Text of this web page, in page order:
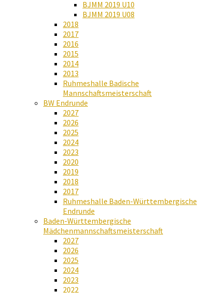
BJMM 2019 U10
BJMM 2019 U08
2018
2017
2016
2015
2014
2013
Ruhmeshalle Badische
Mannschaftsmeisterschaft
BW Endrunde
2027
2026
2025
2024
2023
2020
2019
2018
2017
Ruhmeshalle Baden-Württembergische
Endrunde
Baden-Württembergische
Mädchenmannschaftsmeisterschaft
2027
2026
2025
2024
2023
2022